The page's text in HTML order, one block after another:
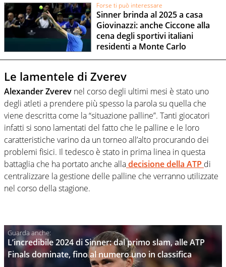
Forse ti può interessare
Sinner brinda al 2025 a casa
Giovinazzi: anche Ciccone alla
cena degli sportivi italiani
residenti a Monte Carlo
Le lamentele di Zverev
Alexander Zverev nel corso degli ultimi mesi è stato uno
degli atleti a prendere più spesso la parola su quella che
viene descritta come la “situazione palline”. Tanti giocatori
infatti si sono lamentati del fatto che le palline e le loro
caratteristiche varino da un torneo all’alto procurando dei
problemi fisici. Il tedesco è stato in prima linea in questa
battaglia che ha portato anche alladecisione della ATP di
centralizzare la gestione delle palline che verranno utilizzate
nel corso della stagione.
L’incredibile 2024 di Sinner: dal primo slam, alle ATP
Finals dominate, fino al numero uno in classifica